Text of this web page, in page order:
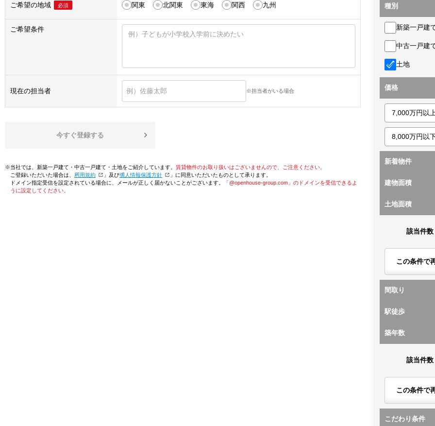
ご希望の地域 必須 関東 北関東 東海 関西 九州
ご希望条件
現在の担当者 ※担当者がいる場合
今すぐ登録する
※当社では、新築一戸建て・中古一戸建て・土地をご紹介しています。 賃貸物件のお取り扱いはございませんので、ご注意ください。
ご登録いただいた場合は、「利用規約 」及び「個人情報保護方針
」に同意いただいたものとして承ります。
ドメイン指定受信を設定されている場合に、メールが正しく届かないことがございます。
「@openhouse-group.com」のドメインを受信できるよ
うに設定してください。
種別
新築一戸建
中古一戸建
土地
価格
新着物件
建物面積
土地面積
該当件数
この条件で
間取り
駅徒歩
築年数
該当件数
この条件で
こだわり条件